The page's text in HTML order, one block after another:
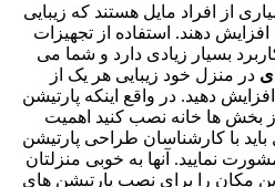
از افراد مایل هستند که زیبایی
دهند. استفاده از تجهیزات
بسیار زیادی دارد و شما می
در منزل خود زیبایی هر یک از
دهید. در واقع اینکه پارتیشن
بخش ها خانه نصب کنید اهمیت
باید با کارشناسان طراحی پارتیشن
نمایید. آنها به خوبی منزلتان
مکان را برای نصب پارتیشن های